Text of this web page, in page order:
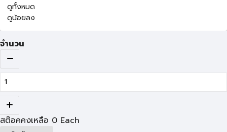
ดูทั้งหมด
ดูน้อยลง
จำนวน
สต๊อคคงเหลือ 0 Each